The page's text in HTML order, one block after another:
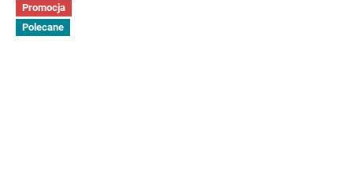
Promocja
Polecane